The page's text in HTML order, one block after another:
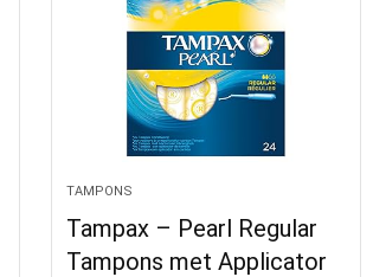
TAMPONS
Tampax – Pearl Regular
Tampons met Applicator